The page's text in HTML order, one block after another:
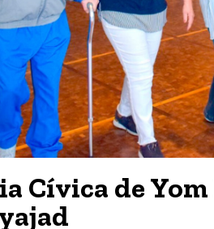
Cívica de